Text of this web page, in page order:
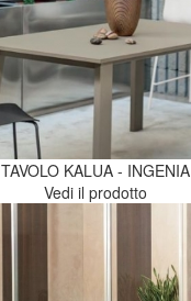
TAVOLO KALUA - INGENIA
Vedi il prodotto